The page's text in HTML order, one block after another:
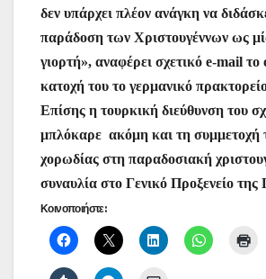
δεν υπάρχει πλέον ανάγκη να
παράδοση των Χριστουγέννων ως
γιορτή», αναφέρει σχετικό e-mail το
κατοχή του το γερμανικό
Επίσης η τουρκική διεύθυνση του
μπλόκαρε ακόμη και τη συμμετοχή
χορωδίας στη παραδοσιακή
συναυλία στο Γενικό Προξενείο της
Κοινοποιήστε: